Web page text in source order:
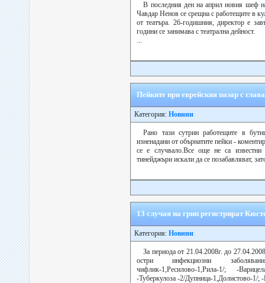
В последния ден на април новия шеф
Чавдар Ненов се срещна с работещите в
от театъра. 26-годишния, директор е
години се занимава с театрална дейност.
...
Пейките при еврейския пазар с
Категория: Новини
Рано тази сутрин работещите в
изненадани от обърнатите пейки -
се е случвало.Все още не са известни
тинейджъри искали да се позабавляват,
13 случая на грип регистрират
Категория: Новини
За периода от 21.04.2008г. до
остри инфекциозни заболявания:
чифлик-1,Ресилово-1,Рила-1/; -
-Туберкулоза -2/Дупница-1,Долистово-1/;